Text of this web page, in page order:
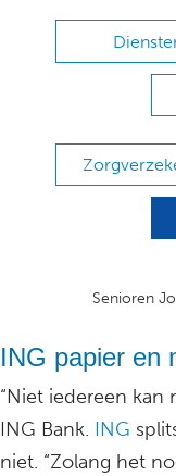
Senioren
ING papier en
“Niet iedereen kan
ING Bank. ING
niet. “Zolang het